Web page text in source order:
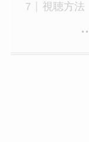
視聴方法